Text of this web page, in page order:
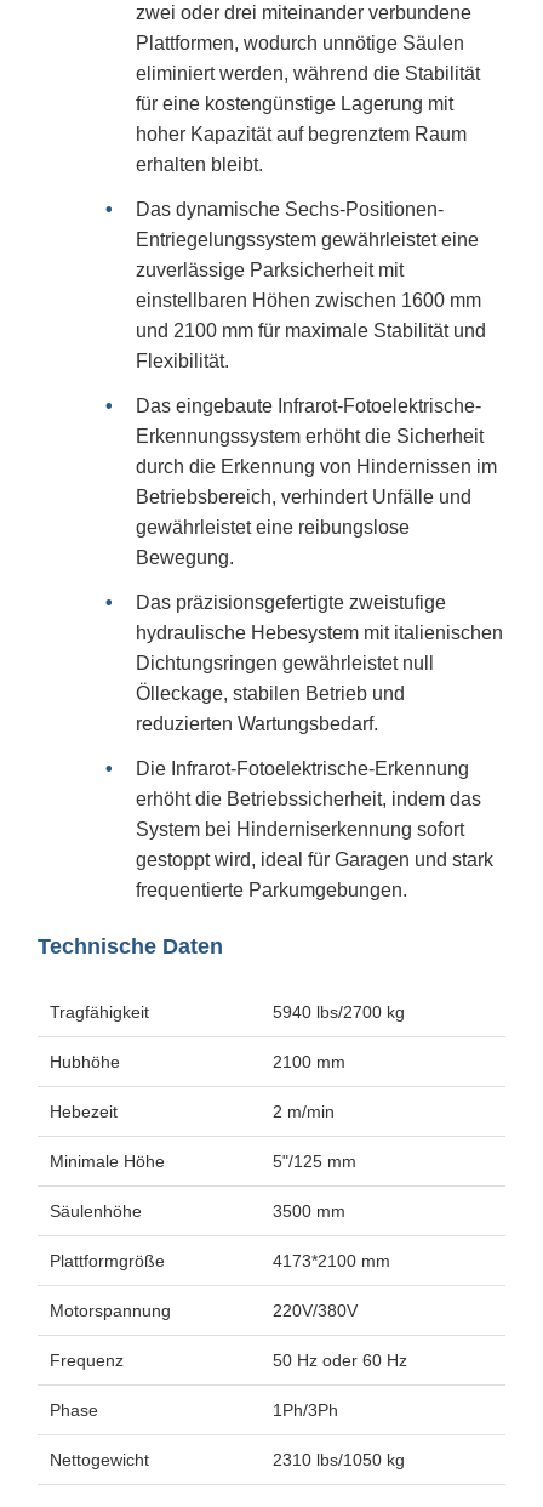
zwei oder drei miteinander verbundene
Plattformen, wodurch unnötige Säulen
eliminiert werden, während die Stabilität
für eine kostengünstige Lagerung mit
hoher Kapazität auf begrenztem Raum
erhalten bleibt.
Das dynamische Sechs-Positionen-
Entriegelungssystem gewährleistet eine
zuverlässige Parksicherheit mit
einstellbaren Höhen zwischen 1600 mm
und 2100 mm für maximale Stabilität und
Flexibilität.
Das eingebaute Infrarot-Fotoelektrische-
Erkennungssystem erhöht die Sicherheit
durch die Erkennung von Hindernissen im
Betriebsbereich, verhindert Unfälle und
gewährleistet eine reibungslose
Bewegung.
Das präzisionsgefertigte zweistufige
hydraulische Hebesystem mit italienischen
Dichtungsringen gewährleistet null
Ölleckage, stabilen Betrieb und
reduzierten Wartungsbedarf.
Die Infrarot-Fotoelektrische-Erkennung
erhöht die Betriebssicherheit, indem das
System bei Hinderniserkennung sofort
gestoppt wird, ideal für Garagen und stark
frequentierte Parkumgebungen.
Technische Daten
Tragfähigkeit 5940 lbs/2700 kg
Hubhöhe 2100 mm
Hebezeit 2 m/min
Minimale Höhe 5"/125 mm
Säulenhöhe 3500 mm
Plattformgröße 4173*2100 mm
Motorspannung 220V/380V
Frequenz 50 Hz oder 60 Hz
Phase 1Ph/3Ph
Nettogewicht 2310 lbs/1050 kg